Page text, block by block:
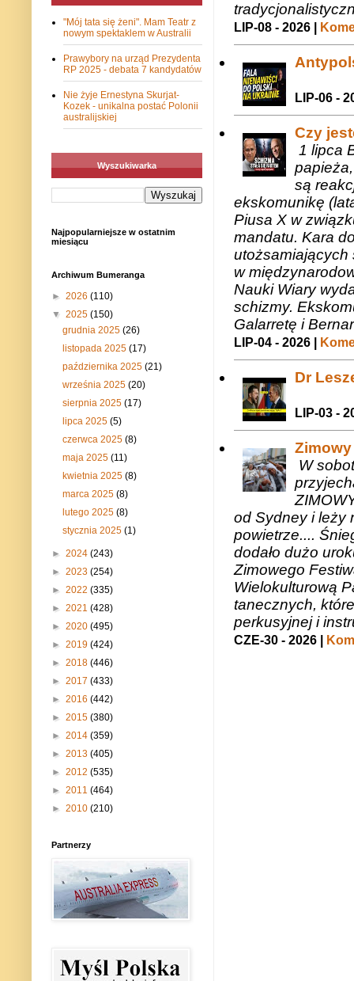
LIP-08 - 2026 |
LIP-06 -
Czy
1 lipca
są
ekskomunikę
Piusa X w
mandatu. Kara
utożsamiających
w
Nauki Wiary
schizmy.
Galarretę i
LIP-04 - 2026 |
Dr
LIP-03 -
W
od Sydney i leży
powietrze....
dodało dużo
Zimowego
Wielokulturową
tanecznych,
perkusyjnej i
CZE-30 - 2026 |
"Mój tata się żeni". Mam Teatr z
nowym spektaklem w Australii
Prawybory na urząd Prezydenta
RP 2025 - debata 7 kandydatów
Nie żyje Ernestyna Skurjat-
Kozek - unikalna postać Polonii
australijskiej
Wyszukiwarka
Najpopularniejsze w ostatnim
miesiącu
Archiwum Bumeranga
► 2026 (110)
▼ 2025 (150)
grudnia 2025(26)
listopada 2025(17)
października 2025(21)
września 2025(20)
sierpnia 2025(17)
lipca 2025(5)
czerwca 2025(8)
maja 2025(11)
kwietnia 2025(8)
marca 2025(8)
lutego 2025(8)
stycznia 2025(1)
► 2024 (243)
► 2023 (254)
► 2022 (335)
► 2021 (428)
► 2020 (495)
► 2019 (424)
► 2018 (446)
► 2017 (433)
► 2016 (442)
► 2015 (380)
► 2014 (359)
► 2013 (405)
► 2012 (535)
► 2011 (464)
► 2010 (210)
Partnerzy